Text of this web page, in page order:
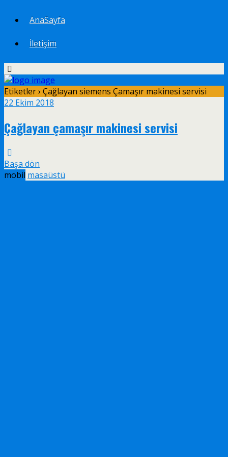
AnaSayfa
İletişim
Etiketler › Çağlayan siemens Çamaşır makinesi servisi
22 Ekim 2018
Çağlayan çamaşır makinesi servisi
Başa dön
mobil masaüstü